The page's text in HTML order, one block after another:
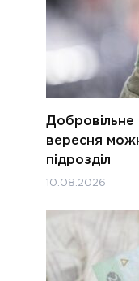
Добровільне
вересня
підрозділ
10.08.2026